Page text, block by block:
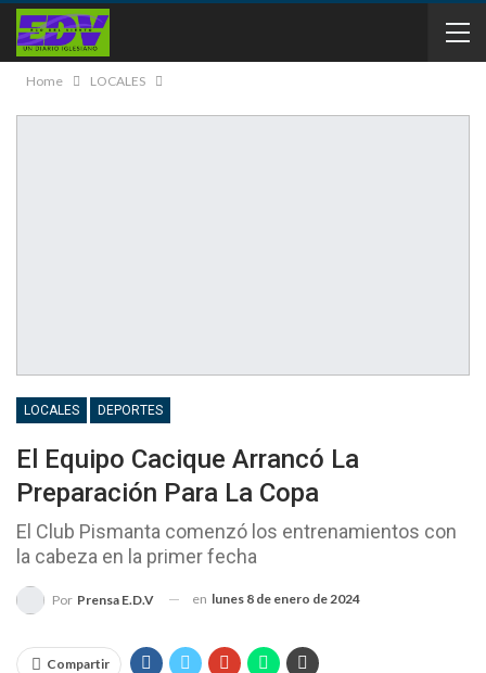
Home LOCALES
LOCALES DEPORTES
El Equipo Cacique Arrancó La
Preparación Para La Copa
El Club Pismanta comenzó los entrenamientos con
la cabeza en la primer fecha
Por Prensa E.D.V en lunes 8 de enero de 2024
Compartir